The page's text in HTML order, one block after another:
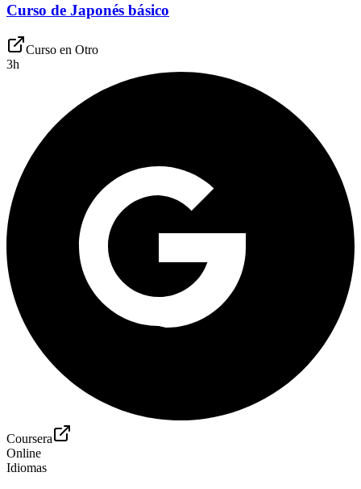
Curso de Japonés básico
Curso en Otro
3h
Coursera
Online
Idiomas